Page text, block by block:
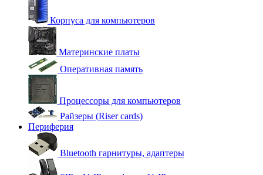
Корпуса для компьютеров
Материнские платы
Оперативная память
Процессоры для компьютеров
Райзеры (Riser cards)
Периферия
Bluetooth гарнитуры, адаптеры